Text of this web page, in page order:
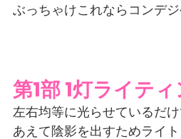
ぶっちゃけこれならコンデ
第1部 1灯ライテ
左右均等に光らせているだ
あえて陰影を出すためライ